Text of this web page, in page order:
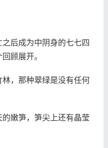
后成为中阴身的七七四
顾展开。
，那种翠绿是没有任何
嫩笋，笋尖上还有晶莹